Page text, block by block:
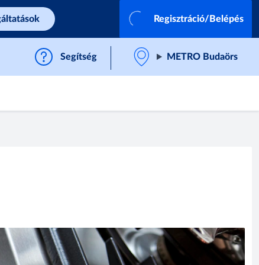
Regisztráció/Belépés
Segítség METRO Budaörs